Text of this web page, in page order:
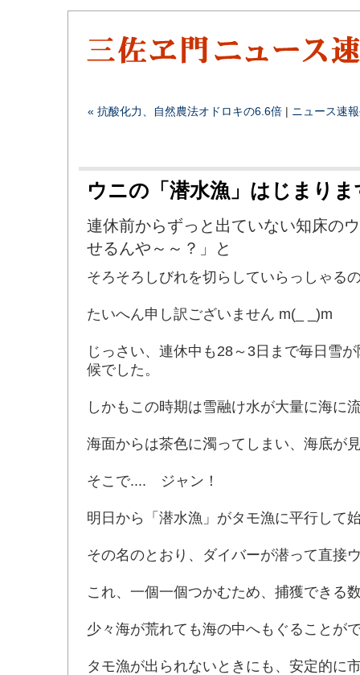
« 抗酸化力、自然農法オドロキの6.6倍 | ニュース速報
ウニの「潜水漁」はじまりま
連休前からずっと出ていない知床の
せるんや～～？」と
そろそろしびれを切らしていらっしゃる
たいへん申し訳ございません m(_ _)m
じっさい、連休中も28～3日まで毎日雪
候でした。
しかもこの時期は雪融け水が大量に海に
海面からは茶色に濁ってしまい、海底が
そこで.... ジャン！
明日から「潜水漁」がタモ漁に平行して
その名のとおり、ダイバーが潜って直接
これ、一個一個つかむため、捕獲できる
少々海が荒れても海の中へもぐることが
タモ漁が出られないときにも、安定的に